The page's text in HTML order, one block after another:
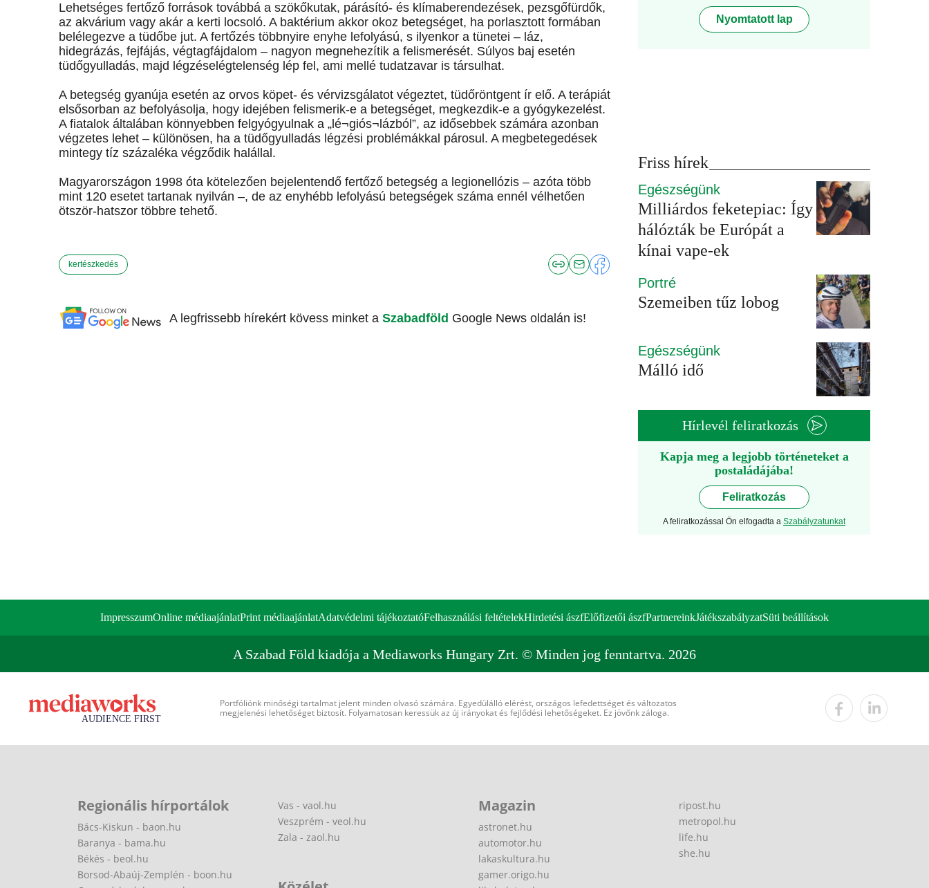
Lehetséges fertőző források továbbá a szökőkutak, párásító- és klímaberendezések, pezsgőfürdők,
az akvárium vagy akár a kerti locsoló. A baktérium akkor okoz betegséget, ha porlasztott formában
belélegezve a tüdőbe jut. A fertőzés többnyire enyhe lefolyású, s ilyenkor a tünetei – láz,
hidegrázás, fejfájás, végtagfájdalom – nagyon megnehezítik a felismerését. Súlyos baj esetén
tüdőgyulladás, majd légzéselégtelenség lép fel, ami mellé tudatzavar is társulhat.
A betegség gyanúja esetén az orvos köpet- és vérvizsgálatot végeztet, tüdőröntgent ír elő. A terápiát
elsősorban az befolyásolja, hogy idejében felismerik-e a betegséget, megkezdik-e a gyógykezelést.
A fiatalok általában könnyebben felgyógyulnak a „lé¬giós¬lázból”, az idősebbek számára azonban
végzetes lehet – különösen, ha a tüdőgyulladás légzési problémákkal párosul. A megbetegedések
mintegy tíz százaléka végződik halállal.
Magyarországon 1998 óta kötelezően bejelentendő fertőző betegség a legionellózis – azóta több
mint 120 esetet tartanak nyilván –, de az enyhébb lefolyású betegségek száma ennél vélhetően
ötször-hatszor többre tehető.
kertészkedés
A legfrissebb hírekért kövess minket a Szabadföld Google News oldalán is!
Nyomtatott lap
Friss hírek
Egészségünk
Milliárdos feketepiac: Így
hálózták be Európát a
kínai vape-ek
Portré
Szemeiben tűz lobog
Egészségünk
Málló idő
Hírlevél feliratkozás
Kapja meg a legjobb történeteket a
postaládájába!
Feliratkozás
A feliratkozással Ön elfogadta a Szabályzatunkat
ImpresszumOnline médiaajánlatPrint médiaajánlatAdatvédelmi tájékoztatóFelhasználási feltételekHirdetési ászfElőfizetői ászfPartnereinkJátékszabályzatSüti beállítások
A Szabad Föld kiadója a Mediaworks Hungary Zrt. © Minden jog fenntartva. 2026
Portfóliónk minőségi tartalmat jelent minden olvasó számára. Egyedülálló elérést, országos lefedettséget és változatos
megjelenési lehetőséget biztosít. Folyamatosan keressük az új irányokat és fejlődési lehetőségeket. Ez jövőnk záloga.
Regionális hírportálok
Bács-Kiskun - baon.hu
Baranya - bama.hu
Békés - beol.hu
Borsod-Abaúj-Zemplén - boon.hu
Vas - vaol.hu
Veszprém - veol.hu
Zala - zaol.hu
Magazin
astronet.hu
automotor.hu
lakaskultura.hu
gamer.origo.hu
ripost.hu
metropol.hu
life.hu
she.hu